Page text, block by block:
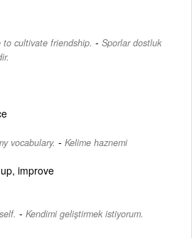
cultivate friendship. - Sporlar dostluk
vocabulary. - Kelime haznemi
improve
- Kendimi geliştirmek istiyorum.